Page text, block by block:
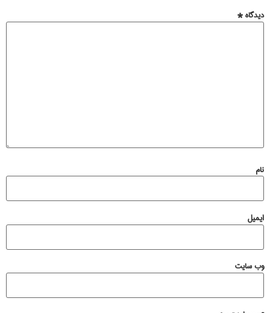
دیدگاه*
نام
ایمیل
وب‌ سایت